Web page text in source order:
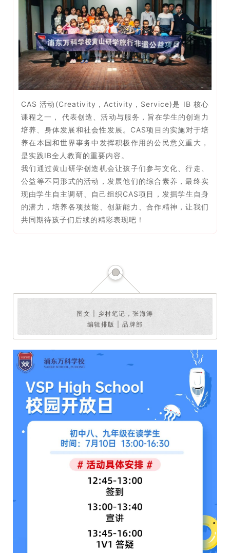
CAS 活动(Creativity，Activity，Service)是 IB 核心
课程之一， 代表创造、活动与服务，旨在学生的创造力
培养、身体发展和社会性发展。CAS项目的实施对于培
养在本国和世界事务中发挥积极作用的公民意义重大，
是实践IB全人教育的重要内容。
我们通过黄山研学创造机会让孩子们参与文化、行走、
公益等不同形式的活动，发展他们的综合素养，最终实
现由学生自主调研、自己组织CAS项目，发掘学生自身
的潜力，培养各项技能、创新能力、合作精神，让我们
共同期待孩子们后续的精彩表现吧！
图文 | 乡村笔记，张海涛
编辑排版 | 品牌部